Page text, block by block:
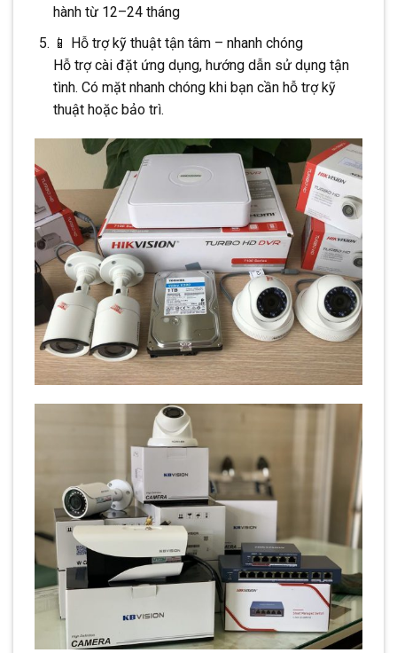
hành từ 12–24 tháng
📱 Hỗ trợ kỹ thuật tận tâm – nhanh chóng
Hỗ trợ cài đặt ứng dụng, hướng dẫn sử dụng tận
tình. Có mặt nhanh chóng khi bạn cần hỗ trợ kỹ
thuật hoặc bảo trì.